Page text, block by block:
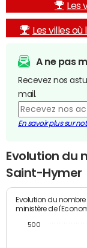
Les
Les villes
A ne pas
Recevez nos
mail.
En savoir plus sur
Evolution du
Saint-Hymer
Evolution du nombre
ministère de
500